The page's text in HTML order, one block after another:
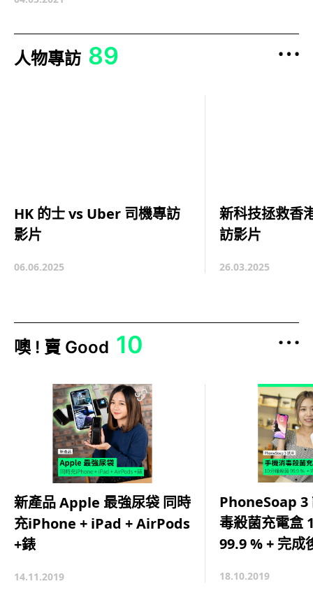
人物專訪 89
HK 的士 vs Uber 司機專訪
影片
06.06.2025
新科技拯救香
訪影片
26.03.2025
噢 ! 賣 Good 10
新產品 Apple 最強尿袋 同時
充iPhone + iPad + AirPods
+錶
14.11.2019
PhoneSoap 3
毒殺菌充電盒
99.9 % + 完成
18.10.2019